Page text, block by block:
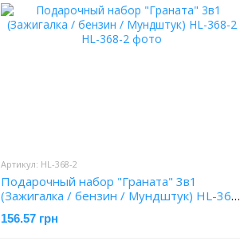
Артикул: HL-368-2
Подарочный набор "Граната" 3в1
(Зажигалка / бензин / Мундштук) HL-368-
2
156.57 грн